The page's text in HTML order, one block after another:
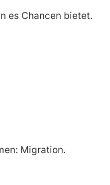
es Chancen bietet.
Migration.